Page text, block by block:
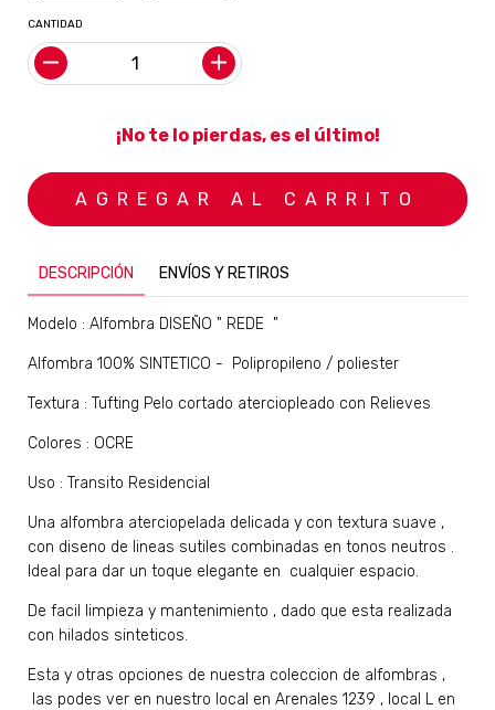
CANTIDAD
¡No te lo pierdas, es el último!
DESCRIPCIÓN ENVÍOS Y RETIROS
Modelo : Alfombra DISEÑO " REDE "
Alfombra 100% SINTETICO - Polipropileno / poliester
Textura : Tufting Pelo cortado aterciopleado con Relieves
Colores : OCRE
Uso : Transito Residencial
Una alfombra aterciopelada delicada y con textura suave ,
con diseno de lineas sutiles combinadas en tonos neutros .
Ideal para dar un toque elegante en cualquier espacio.
De facil limpieza y mantenimiento , dado que esta realizada
con hilados sinteticos.
Esta y otras opciones de nuestra coleccion de alfombras ,
las podes ver en nuestro local en Arenales 1239 , local L en